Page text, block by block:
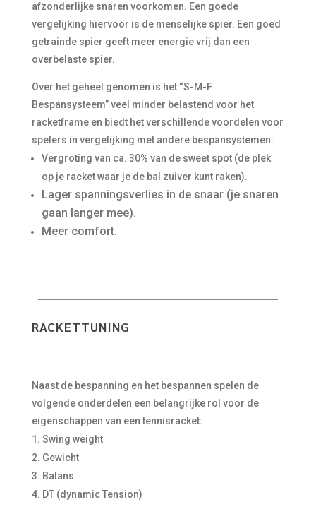
afzonderlijke snaren voorkomen. Een goede
vergelijking hiervoor is de menselijke spier. Een goed
getrainde spier geeft meer energie vrij dan een
overbelaste spier.
Over het geheel genomen is het “S-M-F
Bespansysteem” veel minder belastend voor het
racketframe en biedt het verschillende voordelen voor
spelers in vergelijking met andere bespansystemen:
Vergroting van ca. 30% van de sweet spot (de plek
op je racket waar je de bal zuiver kunt raken).
Lager spanningsverlies in de snaar (je snaren
gaan langer mee).
Meer comfort.
RACKETTUNING
Naast de bespanning en het bespannen spelen de
volgende onderdelen een belangrijke rol voor de
eigenschappen van een tennisracket:
Swing weight
Gewicht
Balans
DT (dynamic Tension)